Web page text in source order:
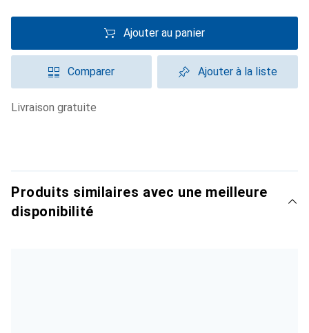
Ajouter au panier
Comparer Ajouter à la liste
livraison gratuite
Produits similaires avec une meilleure
disponibilité